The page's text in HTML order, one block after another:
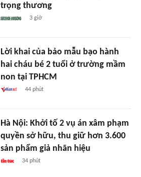
trọng thương
3 giờ
Lời khai của bảo mẫu bạo hành
hai cháu bé 2 tuổi ở trường mầm
non tại TPHCM
44 phút
Hà Nội: Khởi tố 2 vụ án xâm phạm
quyền sở hữu, thu giữ hơn 3.600
sản phẩm giả nhãn hiệu
34 phút